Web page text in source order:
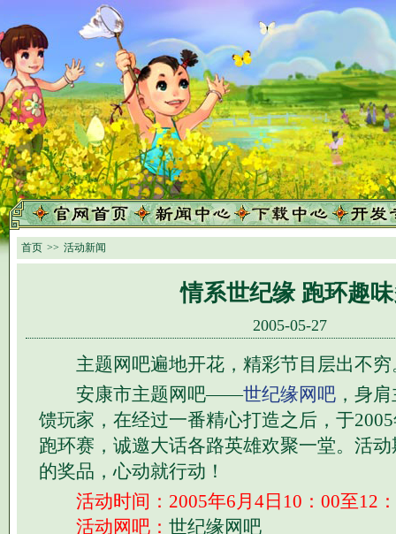
首页 >> 活动新闻
情系世纪缘 跑环趣
2005-05-27
主题网吧遍地开花，精彩节目层出不穷
安康市主题网吧——世纪缘网吧 ，身
馈玩家，在经过一番精心打造之后，于
跑环赛，诚邀大话各路英雄欢聚一堂。活
的奖品，心动就行动！
活动时间：2005年6月4日10：00至12
活动网吧： 世纪缘网吧